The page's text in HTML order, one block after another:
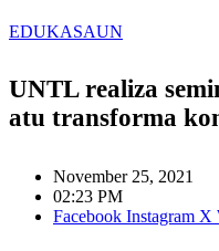
EDUKASAUN
UNTL realiza
atu transforma
November 25, 2021
02:23 PM
Facebook Instagram X